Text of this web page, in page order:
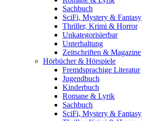
Sachbuch
SciFi, Mystery & Fantasy
Thriller, Krimi & Horror
Unkategorisierbar
Unterhaltung
Zeitschriften & Magazine
Hörbücher & Hörspiele
Fremdsprachige Literatur
Jugendbuch
Kinderbuch
Romane & Lyrik
Sachbuch
SciFi, Mystery & Fantasy